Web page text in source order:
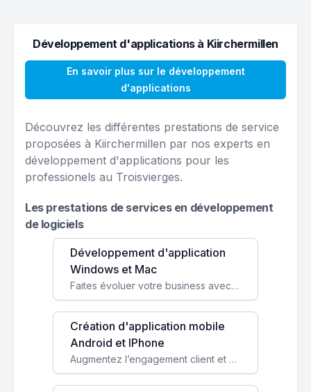
Développement d'applications à Kiirchermillen
En savoir plus sur le développement
d'applications
Découvrez les différentes prestations de service
proposées à Kiirchermillen par nos experts en
développement d'applications pour les
professionels au Troisvierges.
Les prestations de services en développement
de logiciels
Développement d'application
Windows et Mac
Faites évoluer votre business avec des solutions logicielles personnalisées, parfaitement adaptées à vos besoins spécifiques.
Création d'application mobile
Android et IPhone
Augmentez l’engagement client et simplifiez vos processus avec une application mobile sur mesure, disponible sur iOS et Android.